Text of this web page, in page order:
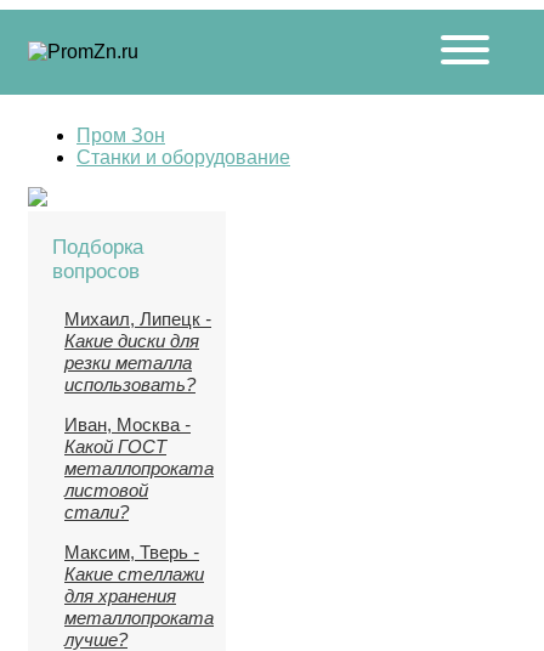
Пром Зон
Станки и оборудование
Подборка
вопросов
Михаил, Липецк -
Какие диски для
резки металла
использовать?
Иван, Москва -
Какой ГОСТ
металлопроката
листовой
стали?
Максим, Тверь -
Какие стеллажи
для хранения
металлопроката
лучше?